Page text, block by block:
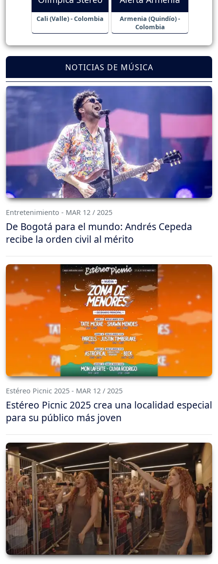
Cali (Valle) - Colombia
Armenia (Quindío) -
Colombia
NOTICIAS DE MÚSICA
Entretenimiento - MAR 12 / 2025
De Bogotá para el mundo: Andrés Cepeda
recibe la orden civil al mérito
Estéreo Picnic 2025 - MAR 12 / 2025
Estéreo Picnic 2025 crea una localidad especial
para su público más joven